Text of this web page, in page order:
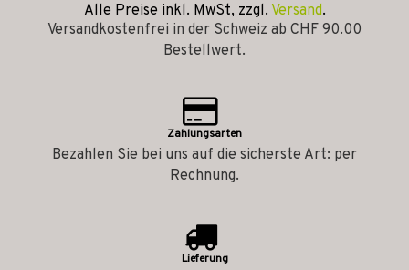
Alle Preise inkl. MwSt, zzgl. Versand.
Versandkostenfrei in der Schweiz ab CHF 90.00
Bestellwert.
Zahlungsarten
Bezahlen Sie bei uns auf die sicherste Art: per
Rechnung.
Lieferung